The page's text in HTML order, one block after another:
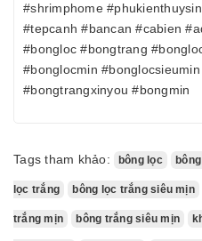
#shrimphome
#tepcanh #bancan #cabien
#bongloc #bongtrang
#bonglocmin
#bongtrangxinyou #bongmin
Tags tham khảo: bông lọc
lọc trắng bông lọc trắng siêu mịn
trắng mịn bông trắng siêu mịn